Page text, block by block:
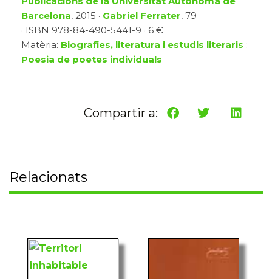
Barcelona, 2015 · Gabriel Ferrater, 79
· ISBN 978-84-490-5441-9 · 6 €
Matèria: Biografies, literatura i estudis literaris :
Poesia de poetes individuals
Compartir a:
Relacionats